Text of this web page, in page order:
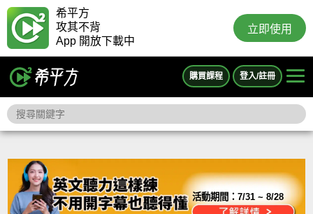
希平方
攻其不背
App 開放下載中
立即使用
購買課程 登入/註冊
活動期間：7/31 ~ 8/28